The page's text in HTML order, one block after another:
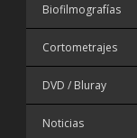
Biofilmografías
Cortometrajes
DVD / Bluray
Noticias